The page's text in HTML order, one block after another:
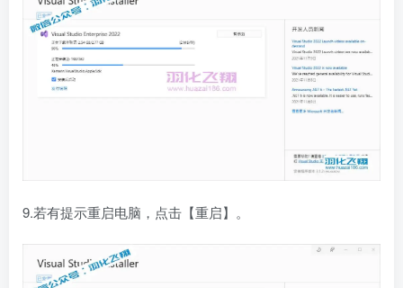
9.若有提示重启电脑，点击【重启】。